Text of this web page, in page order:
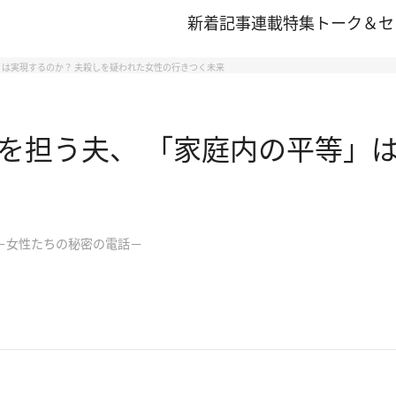
新着記事連載特集 トーク＆
実現するのか？ 夫殺しを疑われた女性の行きつく未来
担う夫、 「家庭内の平等」
性たちの秘密の電話－